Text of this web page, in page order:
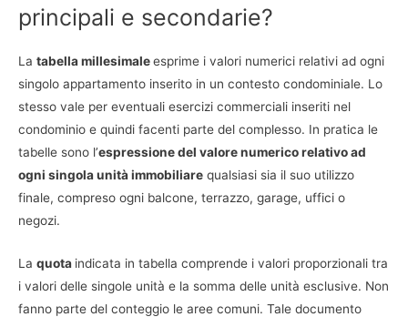
principali e secondarie?
La tabella millesimaleesprime i valori numerici relativi ad ogni
singolo appartamento inserito in un contesto condominiale. Lo
stesso vale per eventuali esercizi commerciali inseriti nel
condominio e quindi facenti parte del complesso. In pratica le
tabelle sono l’espressione del valore numerico relativo ad
ogni singola unità immobiliare qualsiasi sia il suo utilizzo
finale, compreso ogni balcone, terrazzo, garage, uffici o
negozi.
La quota indicata in tabella comprende i valori proporzionali tra
i valori delle singole unità e la somma delle unità esclusive. Non
fanno parte del conteggio le aree comuni. Tale documento